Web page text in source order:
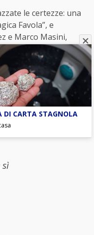
le certezze: una
Favola”, e
e Marco Masini,
completa
dal primo al
sì
DI CARTA STAGNOLA